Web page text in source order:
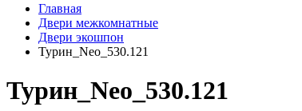
Главная
Двери межкомнатные
Двери экошпон
Турин_Neo_530.121
Турин_Neo_530.121